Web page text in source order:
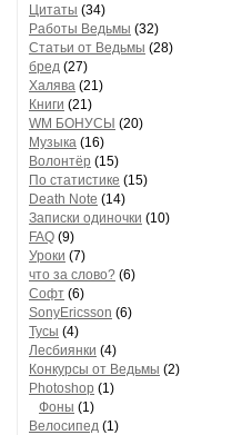
Цитаты (34)
Работы Ведьмы (32)
Статьи от Ведьмы (28)
бред (27)
Халява (21)
Книги (21)
WM БОНУСЫ (20)
Музыка (16)
Волонтёр (15)
По статистике (15)
Death Note (14)
Записки одиночки (10)
FAQ (9)
Уроки (7)
что за слово? (6)
Софт (6)
SonyEricsson (6)
Тусы (4)
Лесбиянки (4)
Конкурсы от Ведьмы (2)
Photoshop (1)
Фоны (1)
Велосипед (1)